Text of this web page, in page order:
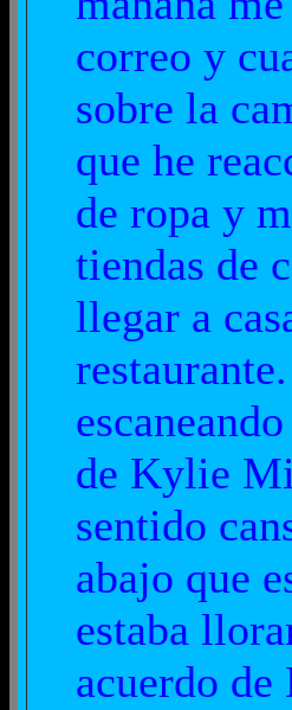
correo y
sobre la
que he
de ropa y
tiendas de
llegar a
de Kylie
sentido
abajo que
estaba
acuerdo